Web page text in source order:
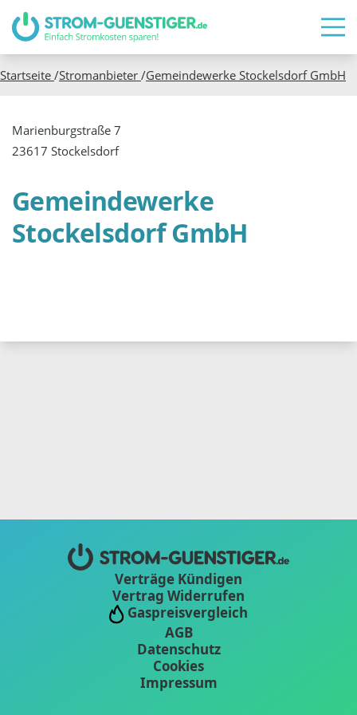
Startseite /Stromanbieter /Gemeindewerke Stockelsdorf GmbH
Gemeindewerke
Stockelsdorf GmbH
Marienburgstraße 7
23617 Stockelsdorf
Verträge Kündigen
Vertrag Widerrufen
Gaspreisvergleich
AGB
Datenschutz
Cookies
Impressum